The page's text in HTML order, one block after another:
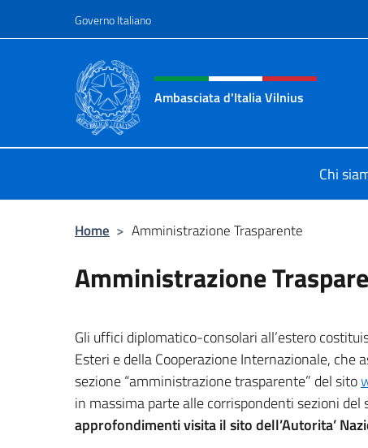
Governo Italiano
Intestazione sito, social e
Ambasciata d'Italia Vilnius
Chi
Home > Amministrazione Trasparente
Amministrazione
Gli uffici diplomatico-consolari all’estero
Esteri e della Cooperazione Internazionale,
sezione “amministrazione trasparente” del sito
in massima parte alle corrispondenti sezioni
approfondimenti visita il sito dell’Autorita’